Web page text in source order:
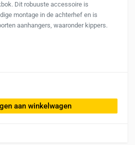
Dit robuuste accessoire is
montage in de achterhef en is
aanhangers, waaronder kippers.
aan winkelwagen